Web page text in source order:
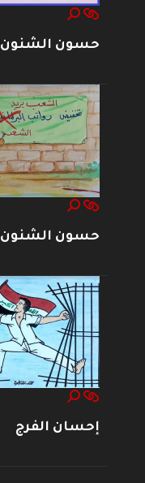
حسون الشنون
حسون الشنون
إحسان الفرج